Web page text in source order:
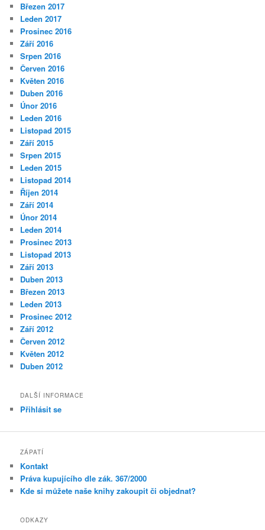
Březen 2017
Leden 2017
Prosinec 2016
Září 2016
Srpen 2016
Červen 2016
Květen 2016
Duben 2016
Únor 2016
Leden 2016
Listopad 2015
Září 2015
Srpen 2015
Leden 2015
Listopad 2014
Říjen 2014
Září 2014
Únor 2014
Leden 2014
Prosinec 2013
Listopad 2013
Září 2013
Duben 2013
Březen 2013
Leden 2013
Prosinec 2012
Září 2012
Červen 2012
Květen 2012
Duben 2012
DALŠÍ INFORMACE
Přihlásit se
ZÁPATÍ
Kontakt
Práva kupujícího dle zák. 367/2000
Kde si můžete naše knihy zakoupit či objednat?
ODKAZY